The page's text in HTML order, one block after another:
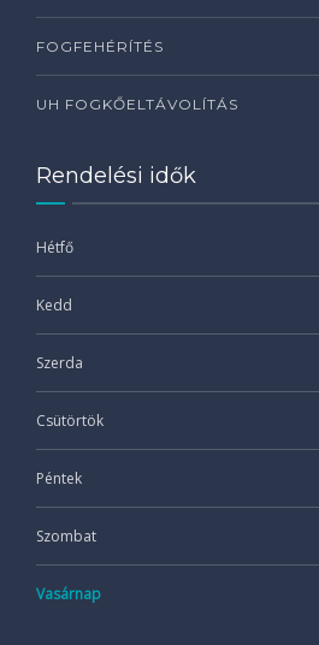
FOGFEHÉRÍTÉS
UH FOGKŐELTÁVOLÍTÁS
Rendelési idők
Hétfő
Kedd
Szerda
Csütörtök
Péntek
Szombat
Vasárnap